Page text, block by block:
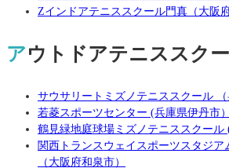
Zインドアテニススクール門真（大阪
アウトドアテニススク
サウサリートミズノテニススクール （
若菱スポーツセンター (兵庫県伊丹市）
鶴見緑地庭球場ミズノテニススクール
関西トランスウェイスポーツスタジ
（大阪府和泉市）